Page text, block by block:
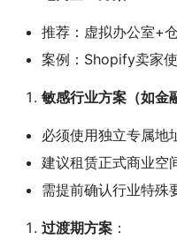
推荐：虚拟办公室+
案例：Shopify卖家
敏感行业方案（如金
必须使用独立专属地
建议租赁正式商业空
需提前确认行业特殊
过渡期方案 ：